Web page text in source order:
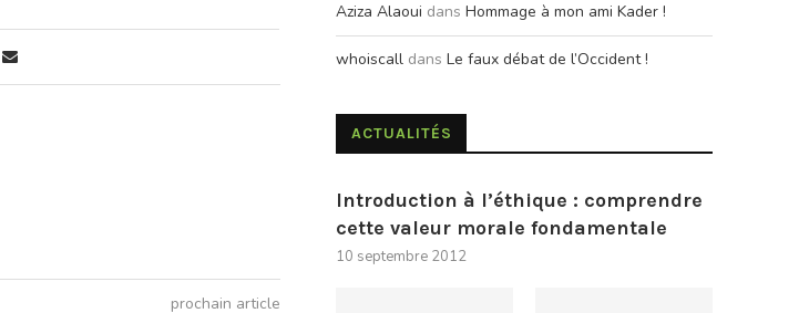
prochain article
Aziza Alaoui dans Hommage à mon ami Kader !
whoiscall dans Le faux débat de l’Occident !
ACTUALITÉS
Introduction à l’éthique : comprendre
cette valeur morale fondamentale
10 septembre 2012